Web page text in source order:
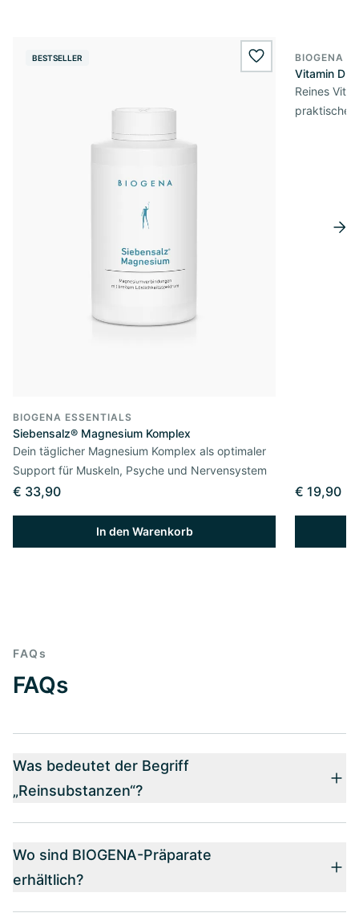
BESTSELLER wishlist.add
BIOGENA ESSENTIALS
Siebensalz® Magnesium Komplex
Dein täglicher Magnesium Komplex als optimaler
Support für Muskeln, Psyche und Nervensystem
€ 33,90
In den Warenkorb
BIOGENA
Vitamin D3
Reines
praktischer
€ 19,90
FAQs
FAQs
Was bedeutet der Begriff
„Reinsubstanzen“?
Wo sind BIOGENA-Präparate
erhältlich?